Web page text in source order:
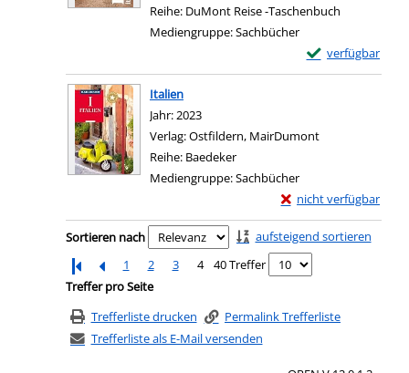
Reihe: DuMont Reise -Taschenbuch
Mediengruppe:Sachbücher
verfügbar
Exemplar-Details
Zum Download
Italien
Suche nach diesem Verfasser
Jahr:2023
Verlag:Ostfildern, MairDumont
Reihe: Baedeker
Mediengruppe:Sachbücher
nicht verfügbar
Exemplar-Details von
Zum Download von
Zu den Suchfiltern springen
Sortieren nach
aufsteigend sortieren
1
2 3 4
40 Treffer
Treffer pro Seite
Trefferliste drucken
Permalink Trefferliste
Trefferliste als E-Mail versenden